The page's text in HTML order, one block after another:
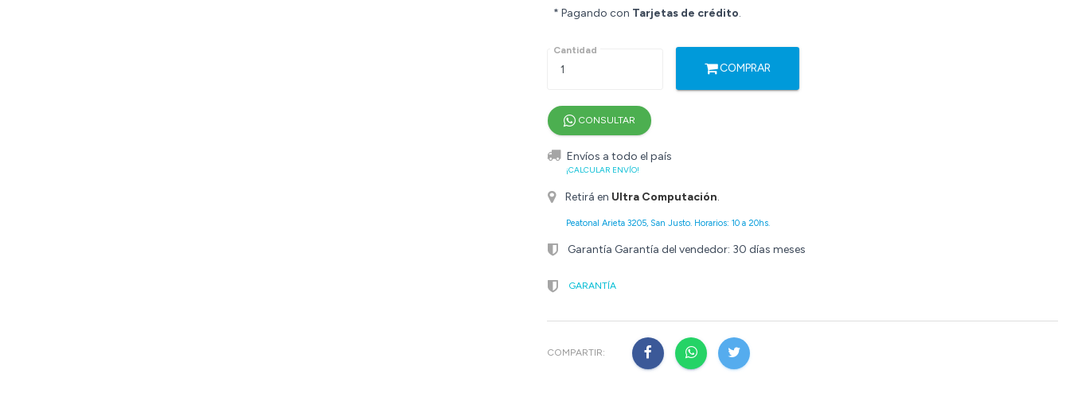
* Pagando con Tarjetas de crédito.
Cantidad
COMPRAR
CONSULTAR
Envíos a todo el país
¡CALCULAR ENVÍO!
Retirá en Ultra Computación.
Peatonal Arieta 3205, San Justo. Horarios: 10 a 20hs.
Garantía Garantía del vendedor: 30 días meses
GARANTÍA
COMPARTIR: